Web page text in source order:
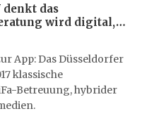
das
wird digital,
App: Das Düsseldorfer
klassische
Betreuung, hybrider